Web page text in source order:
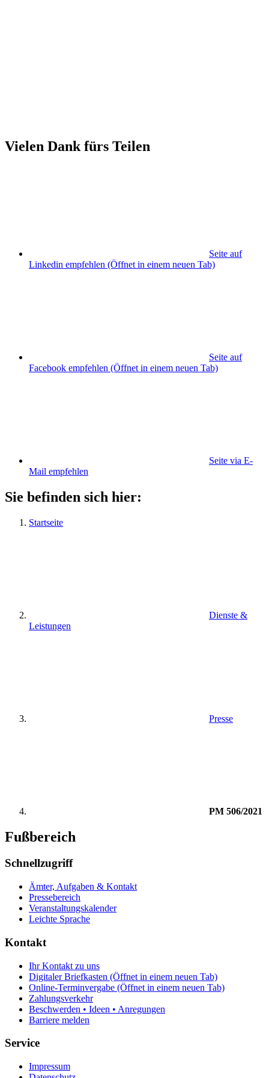
Vielen Dank fürs Teilen
Seite auf
Linkedin empfehlen (Öffnet in einem neuen Tab)
Seite auf
Facebook empfehlen (Öffnet in einem neuen Tab)
Seite via E-
Mail empfehlen
Sie befinden sich hier:
Startseite
Dienste &
Leistungen
Presse
PM 506/2021
Fußbereich
Schnellzugriff
Ämter, Aufgaben & Kontakt
Pressebereich
Veranstaltungskalender
Leichte Sprache
Kontakt
Ihr Kontakt zu uns
Digitaler Briefkasten (Öffnet in einem neuen Tab)
Online-Terminvergabe (Öffnet in einem neuen Tab)
Zahlungsverkehr
Beschwerden • Ideen • Anregungen
Barriere melden
Service
Impressum